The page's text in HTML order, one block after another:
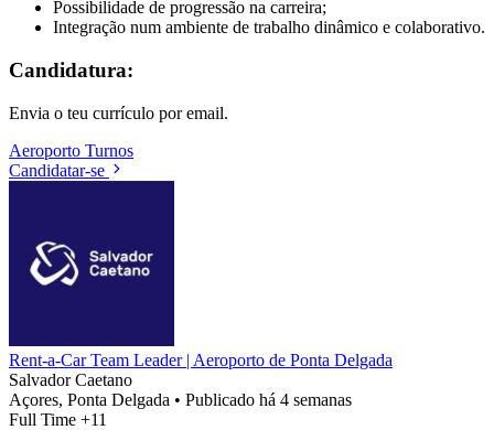
Possibilidade de progressão na carreira;
Integração num ambiente de trabalho dinâmico e colaborativo.
Candidatura:
Envia o teu currículo por email.
Aeroporto Turnos
Candidatar-se
Rent-a-Car Team Leader | Aeroporto de Ponta Delgada
Salvador Caetano
Açores, Ponta Delgada • Publicado há 4 semanas
Full Time +11